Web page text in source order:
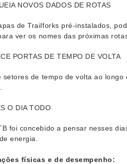
NOVOS DADOS DE ROTAS
de Trailforks pré-instalados,
ver os nomes das próximas
PORTAS DE TEMPO DE VOLTA
setores de tempo de volta ao
O DIA TODO
foi concebido a pensar nesses
energia.
físicas e de desempenho: